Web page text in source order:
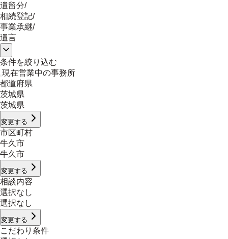
遺留分/
相続登記/
事業承継/
遺言
条件を絞り込む
現在営業中の事務所
都道府県
茨城県
茨城県
変更する
市区町村
牛久市
牛久市
変更する
相談内容
選択なし
選択なし
変更する
こだわり条件